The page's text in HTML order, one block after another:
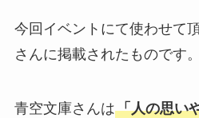
今回イベントにて使わせて
さんに掲載されたものです。
青空文庫さんは「人の思い